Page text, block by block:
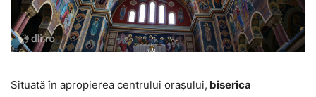
Situată în apropierea centrului orașului, biserica